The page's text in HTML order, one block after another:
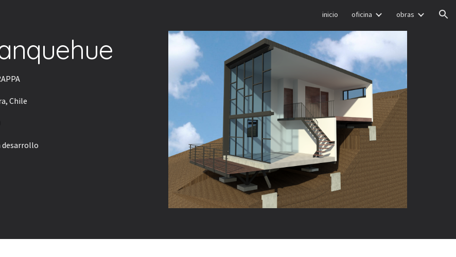
inicio oficina obras
Chile
desarrollo